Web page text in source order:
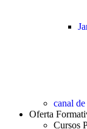
canal
Oferta
Cursos